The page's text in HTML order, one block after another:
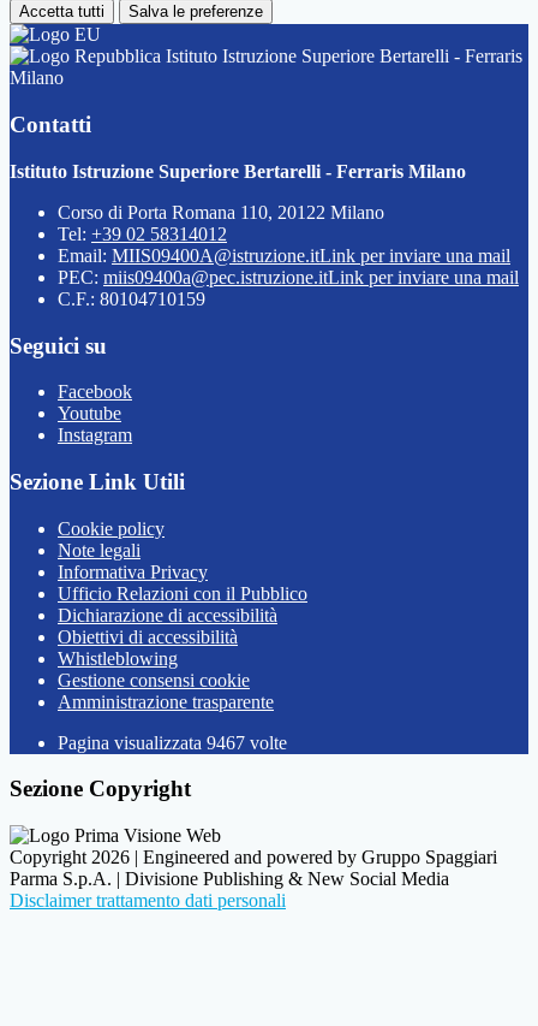
Accetta tutti Salva le preferenze
Istituto Istruzione Superiore Bertarelli - Ferraris
Milano
Contatti
Istituto Istruzione Superiore Bertarelli - Ferraris Milano
Corso di Porta Romana 110, 20122 Milano
Tel: +39 02 58314012
Email: MIIS09400A@istruzione.itLink per inviare una mail
PEC: miis09400a@pec.istruzione.itLink per inviare una mail
C.F.: 80104710159
Seguici su
Facebook
Youtube
Instagram
Sezione Link Utili
Cookie policy
Note legali
Informativa Privacy
Ufficio Relazioni con il Pubblico
Dichiarazione di accessibilità
Obiettivi di accessibilità
Whistleblowing
Gestione consensi cookie
Amministrazione trasparente
Pagina visualizzata 9467 volte
Sezione Copyright
Copyright 2026 | Engineered and powered by Gruppo Spaggiari
Parma S.p.A. | Divisione Publishing & New Social Media
Disclaimer trattamento dati personali